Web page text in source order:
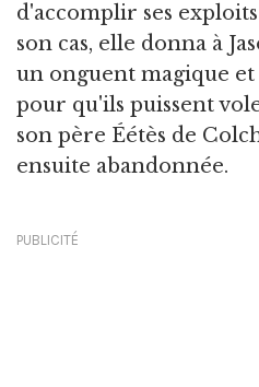
d'accomplir ses
son cas, elle donna à
un onguent magique
pour qu'ils puissent
son père Éétès de
ensuite abandonnée.
PUBLICITÉ